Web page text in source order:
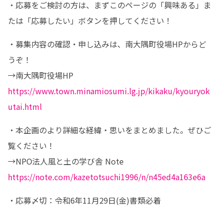
・応募をご検討の方は、まずこのページの「興味ある」ま
たは「応募したい」ボタンを押してください！
・募集内容の確認・申し込みは、南大隅町役場HPからど
うぞ！
https://www.town.minamiosumi.lg.jp/kikaku/kyouryok
utai.html
・本企画のより詳細な経緯・思いをまとめました。ぜひご
覧ください！
https://note.com/kazetotsuchi1996/n/n45ed4a163e6a
・応募〆切：令和6年11月29日(金)書類必着